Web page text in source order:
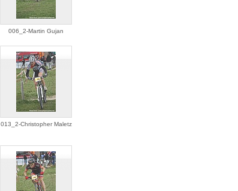
006_2-Martin Gujan
013_2-Christopher Maletz